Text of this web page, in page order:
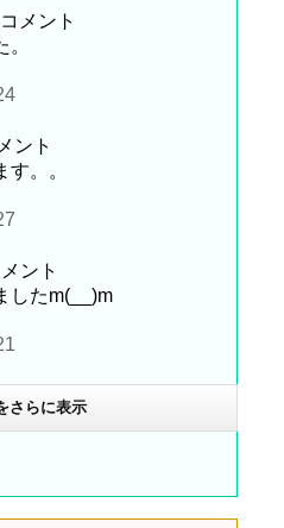
メント
ント
。。
ント
したm(__)m
さらに表示